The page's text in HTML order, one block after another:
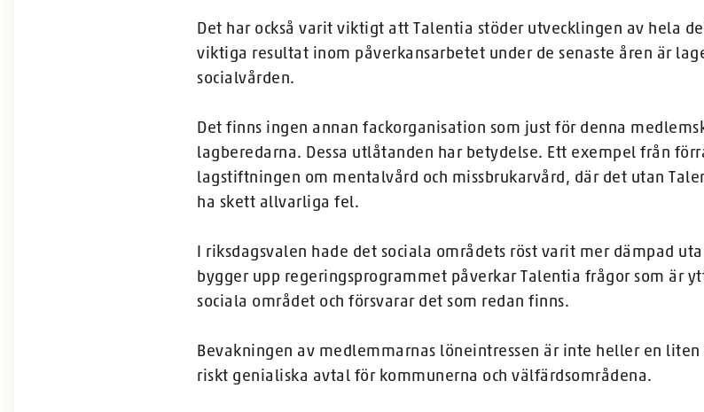
Det har också varit viktigt att Talentia stöder utvecklingen av hela
viktiga resultat inom påverkansarbetet under de senaste åren är
socialvården.
Det finns ingen annan fackorganisation som just för denna
lagberedarna. Dessa utlåtanden har betydelse. Ett exempel från
lagstiftningen om mentalvård och missbrukarvård, där det utan
ha skett allvarliga fel.
I riksdagsvalen hade det sociala områdets röst varit mer dämpad
bygger upp regerings­programmet påverkar Talentia frågor som är
sociala området och försvarar det som redan finns.
Bevakningen av medlemmarnas löneintressen är inte heller en
riskt genialiska avtal för kommunerna och välfärdsområdena.